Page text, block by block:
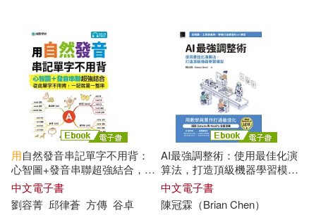
畢斯尼斯(2)
胡挺峰（主編）(2)
致！美好生活促進會(2)
艾力克．杭特(2) 菅小冬(2)
許經夌(2) 貴州電網公司(2)
上海交通大學出版社(1)
上海科學技術文獻出版社(1)
世茂(1) 中國商業出版社(1)
中國城市出版社(1)
用自然發音串記單字不用背：
心智圖+發音串聯超強結合，從
此單字不用背，一記就是一整
串(附音檔) (電子書)
中文電子書
劉容菁 邱律蒼 方傳 谷卓
AI最強調整術：使用最佳化演
算法，打造頂級機器學習模型
(iThome鐵人賽系列書) (電子
書)
中文電子書
陳冠霖（Brian Chen）